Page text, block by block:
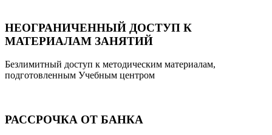
НЕОГРАНИЧЕННЫЙ ДОСТУП К
МАТЕРИАЛАМ ЗАНЯТИЙ
Безлимитный доступ к методическим материалам,
подготовленным Учебным центром
РАССРОЧКА ОТ БАНКА